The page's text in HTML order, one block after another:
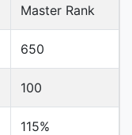
Master Rank
650
100
115%